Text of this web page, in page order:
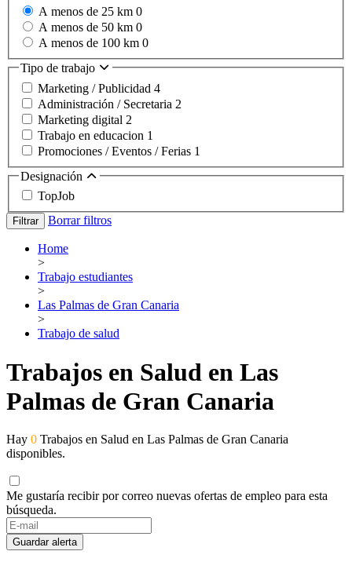
A menos de 25 km 0
A menos de 50 km 0
A menos de 100 km 0
Tipo de trabajo
Marketing / Publicidad 4
Administración / Secretaria 2
Marketing digital 2
Trabajo en educacion 1
Promociones / Eventos / Ferias 1
Designación
TopJob
Filtrar Borrar filtros
Home
>
Trabajo estudiantes
>
Las Palmas de Gran Canaria
>
Trabajo de salud
Trabajos en Salud en Las
Palmas de Gran Canaria
Hay 0 Trabajos en Salud en Las Palmas de Gran Canaria
disponibles.
Me gustaría recibir por correo nuevas ofertas de empleo para esta
búsqueda.
Guardar alerta